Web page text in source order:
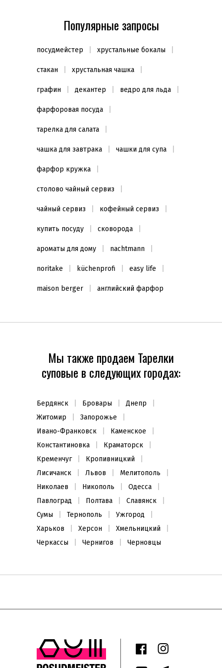
Белый (3)
Декор
Белый фарфор
Использование в микроволновой печи
Да
Использование в посудомоечной
Да (3)
Популярные запросы
посудмейстер хрустальные бокалы
стакан хрустальная чашка
графин декантер ведро для льда
фарфоровая посуда
тарелка для салата
чашка для завтрака чашки для супа
фарфор кружка
столово чайный сервиз
чайный сервиз кофейный сервиз
купить посуду сковорода
ароматы для дому nachtmann
noritake küchenprofi easy life
maison berger английский фарфор
Мы также продаем Тарелки
суповые в следующих городах:
Бердянск Бровары
Днепр
Житомир
Запорожье
Ивано-Франковск
Каменское
Константиновка
Краматорск
Кременчуг
Кропивницкий
Лисичанск
Львов
Мелитополь
Николаев
Никополь
Одесса
Павлоград
Полтава
Славянск
Сумы
Тернополь
Ужгород
Харьков
Херсон
Хмельницкий
Черкассы
Чернигов Черновцы